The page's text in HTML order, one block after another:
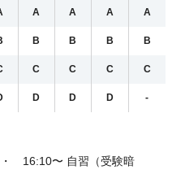
A A A A
B B B B
C C C C
D D D -
16:10〜 自習（受験暗